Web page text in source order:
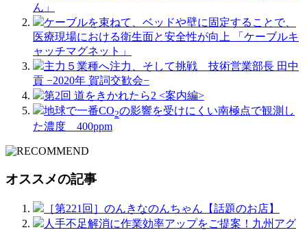
ん」
ケーブルを束ねて、ベッドや壁に固定することで、
医療現場における衛生面と安全性が向上 「ケーブルキ
ャッチマグネット」
主力５業種へ注力、そして挑戦 技術営業部長 田中
貢 −2020年 賀詞交歓会−
第2回 道をきかれたら2 <案内編>
地球で一番CO2の影響を受けにくい南極点で観測し
た濃度 400ppm
オススメの記事
［第221回］のんきなのんちゃん【話題のお店】
人手不足解消に作業効率アップをご提案！九州アグ